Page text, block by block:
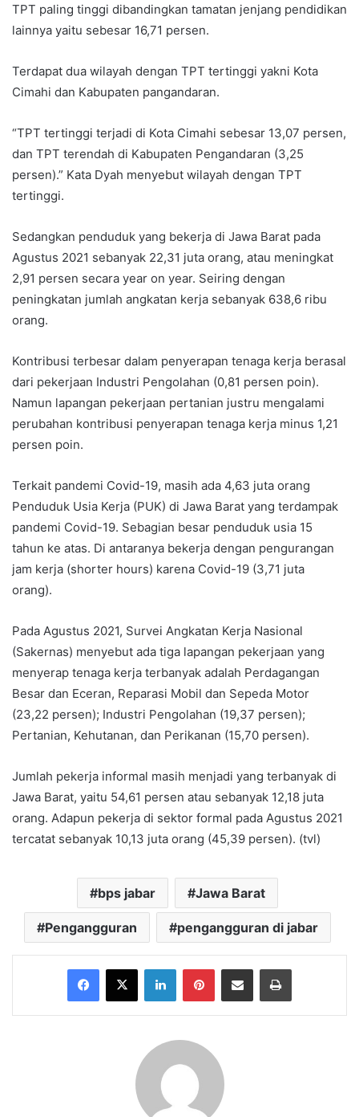
TPT paling tinggi dibandingkan tamatan jenjang pendidikan
lainnya yaitu sebesar 16,71 persen.
Terdapat dua wilayah dengan TPT tertinggi yakni Kota
Cimahi dan Kabupaten pangandaran.
“TPT tertinggi terjadi di Kota Cimahi sebesar 13,07 persen,
dan TPT terendah di Kabupaten Pengandaran (3,25
persen).” Kata Dyah menyebut wilayah dengan TPT
tertinggi.
Sedangkan penduduk yang bekerja di Jawa Barat pada
Agustus 2021 sebanyak 22,31 juta orang, atau meningkat
2,91 persen secara year on year. Seiring dengan
peningkatan jumlah angkatan kerja sebanyak 638,6 ribu
orang.
Kontribusi terbesar dalam penyerapan tenaga kerja berasal
dari pekerjaan Industri Pengolahan (0,81 persen poin).
Namun lapangan pekerjaan pertanian justru mengalami
perubahan kontribusi penyerapan tenaga kerja minus 1,21
persen poin.
Terkait pandemi Covid-19, masih ada 4,63 juta orang
Penduduk Usia Kerja (PUK) di Jawa Barat yang terdampak
pandemi Covid-19. Sebagian besar penduduk usia 15
tahun ke atas. Di antaranya bekerja dengan pengurangan
jam kerja (shorter hours) karena Covid-19 (3,71 juta
orang).
Pada Agustus 2021, Survei Angkatan Kerja Nasional
(Sakernas) menyebut ada tiga lapangan pekerjaan yang
menyerap tenaga kerja terbanyak adalah Perdagangan
Besar dan Eceran, Reparasi Mobil dan Sepeda Motor
(23,22 persen); Industri Pengolahan (19,37 persen);
Pertanian, Kehutanan, dan Perikanan (15,70 persen).
Jumlah pekerja informal masih menjadi yang terbanyak di
Jawa Barat, yaitu 54,61 persen atau sebanyak 12,18 juta
orang. Adapun pekerja di sektor formal pada Agustus 2021
tercatat sebanyak 10,13 juta orang (45,39 persen). (tvl)
bps jabar Jawa Barat
Pengangguran pengangguran di jabar
Facebook
X LinkedInPinterestShare via Email Print